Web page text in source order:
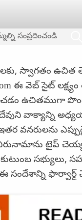
సంప్రదించండి
స్వాగతం ఉచిత
ఈ వెబ్ సైట్
ఉచితముగా
వాక్యాన్ని
ఇతర వనరులను
టైప్
సభ్యులు,
సందేశాన్ని